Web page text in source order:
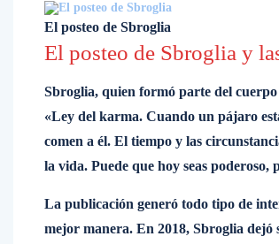
El posteo de Sbroglia
El posteo de Sbroglia y
Sbroglia, quien formó parte del
«Ley del karma. Cuando un pájaro
comen a él. El tiempo y las
la vida. Puede que hoy seas
La publicación generó todo tipo de
mejor manera. En 2018, Sbroglia dejó